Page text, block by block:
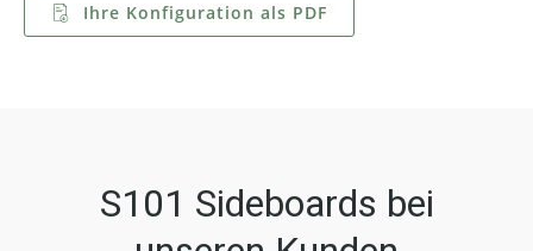
Ihre Konfiguration als PDF
S101 Sideboards bei